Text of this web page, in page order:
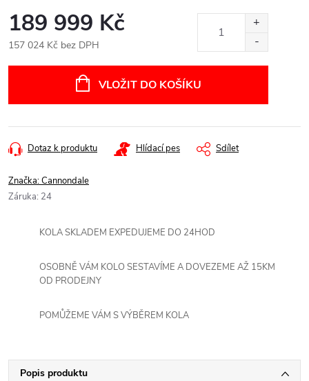
189 999 Kč
157 024 Kč bez DPH
VLOŽIT DO KOŠÍKU
Dotaz k produktu Hlídací pes Sdílet
Značka:Cannondale
Záruka: 24
KOLA SKLADEM EXPEDUJEME DO 24HOD
OSOBNĚ VÁM KOLO SESTAVÍME A DOVEZEME AŽ 15KM
OD PRODEJNY
POMŮŽEME VÁM S VÝBĚREM KOLA
Popis produktu